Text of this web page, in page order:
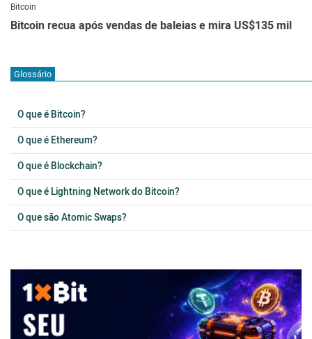
Bitcoin
Bitcoin recua após vendas de baleias e mira US$135 mil
Glossário
O que é Bitcoin?
O que é Ethereum?
O que é Blockchain?
O que é Lightning Network do Bitcoin?
O que são Atomic Swaps?